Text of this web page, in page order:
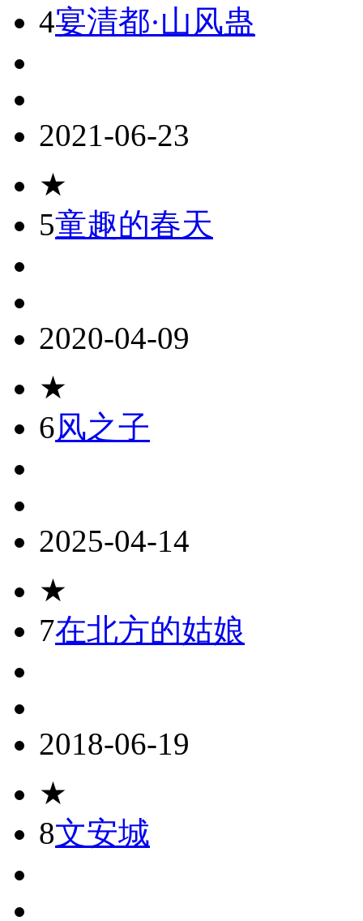
4宴清都·山风蛊
2021-06-23
★
5童趣的春天
2020-04-09
★
6风之子
2025-04-14
★
7在北方的姑娘
2018-06-19
★
8文安城